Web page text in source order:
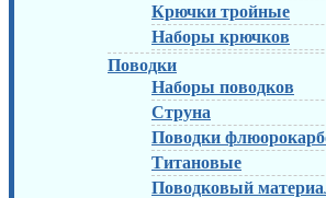
Крючки тройные
Наборы крючков
Поводки
Наборы поводков
Струна
Поводки
Титановые
Поводковый